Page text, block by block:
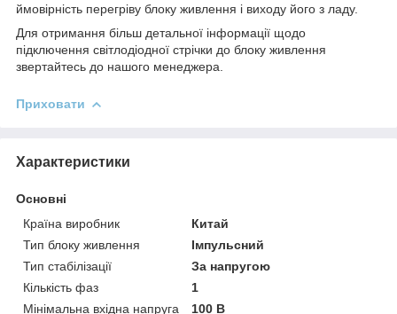
ймовірність перегріву блоку живлення і виходу його з ладу.
Для отримання більш детальної інформації щодо
підключення світлодіодної стрічки до блоку живлення
звертайтесь до нашого менеджера.
Приховати
Характеристики
Основні
Країна виробник
Китай
Тип блоку живлення
Імпульсний
Тип стабілізації
За напругою
Кількість фаз
1
Мінімальна вхідна напруга
100 В